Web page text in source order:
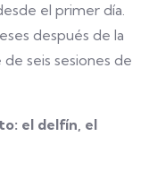
el primer día.
después de la
seis sesiones de
el delfín, el